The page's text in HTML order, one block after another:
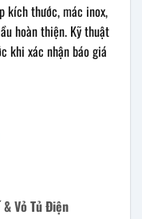
kích thước, mác inox,
hoàn thiện. Kỹ thuật
khi xác nhận báo giá
& Vỏ Tủ Điện